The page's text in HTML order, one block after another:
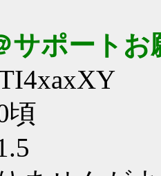
サポート
頃